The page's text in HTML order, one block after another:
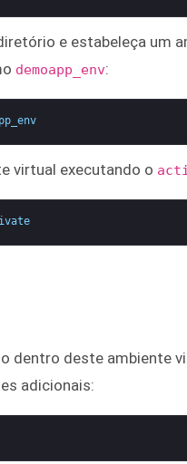
e estabeleça um
demoapp_env:
virtual executando o
dentro deste ambiente
adicionais: